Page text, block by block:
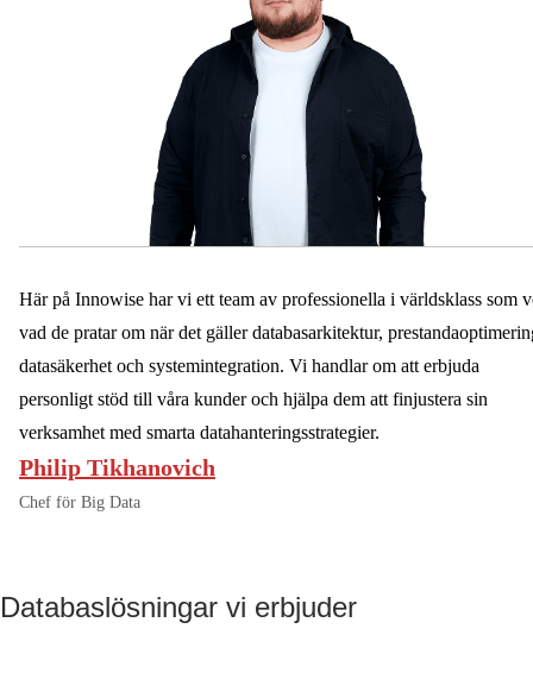
Här på Innowise har vi ett team av professionella i världsklass som
vad de pratar om när det gäller databasarkitektur,
datasäkerhet och systemintegration. Vi handlar om att erbjuda
personligt stöd till våra kunder och hjälpa dem att finjustera sin
verksamhet med smarta datahanteringsstrategier.
Philip Tikhanovich
Chef för Big Data
Databaslösningar vi erbjuder